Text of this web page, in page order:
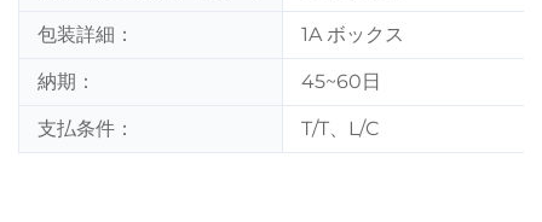
包装詳細： 1A ボックス
納期： 45~60日
支払条件： T/T、L/C